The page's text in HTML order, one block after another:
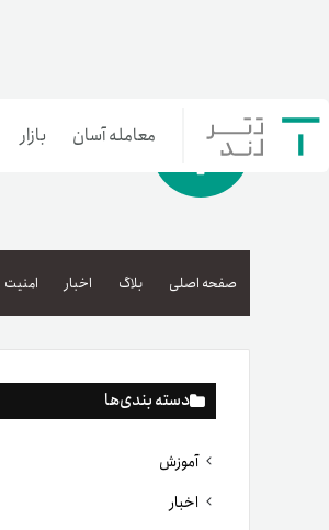
معامله آسان بازار
صفحه اصلی بلاگ اخبار امنیت
دسته بندی‌ها
آموزش
اخبار